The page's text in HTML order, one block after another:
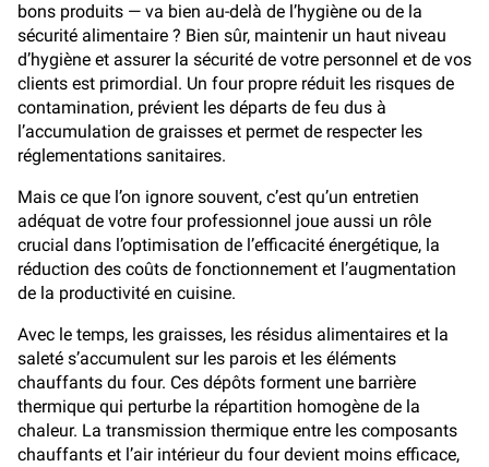
bons produits — va bien au-delà de l’hygiène ou de la
sécurité alimentaire ? Bien sûr, maintenir un haut niveau
d’hygiène et assurer la sécurité de votre personnel et de vos
clients est primordial. Un four propre réduit les risques de
contamination, prévient les départs de feu dus à
l’accumulation de graisses et permet de respecter les
réglementations sanitaires.
Mais ce que l’on ignore souvent, c’est qu’un entretien
adéquat de votre four professionnel joue aussi un rôle
crucial dans l’optimisation de l’efficacité énergétique, la
réduction des coûts de fonctionnement et l’augmentation
de la productivité en cuisine.
Avec le temps, les graisses, les résidus alimentaires et la
saleté s’accumulent sur les parois et les éléments
chauffants du four. Ces dépôts forment une barrière
thermique qui perturbe la répartition homogène de la
chaleur. La transmission thermique entre les composants
chauffants et l’air intérieur du four devient moins efficace,